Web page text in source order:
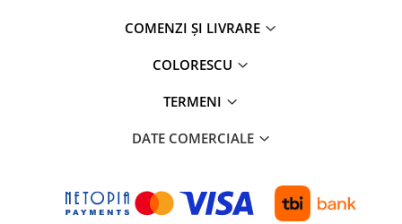
COMENZI ȘI LIVRARE
COLORESCU
TERMENI
DATE COMERCIALE